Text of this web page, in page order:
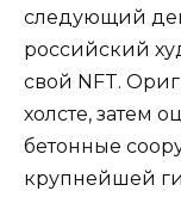
следующий
российский
свой NFT.
холсте, затем
бетонные
крупнейшей